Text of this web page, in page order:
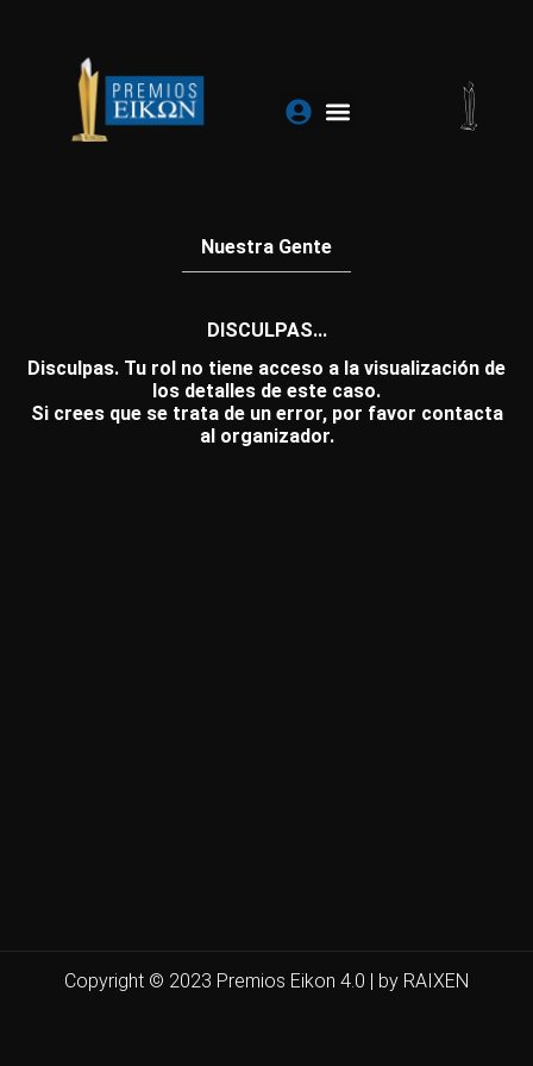
contenido
Nuestra Gente
DISCULPAS...
Disculpas. Tu rol no tiene acceso a la visualización de
los detalles de este caso.
Si crees que se trata de un error, por favor contacta
al organizador.
Copyright © 2023 Premios Eikon 4.0 | by RAIXEN